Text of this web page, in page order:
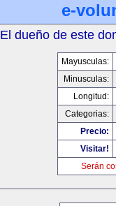
e-
El dueño de este
Mayusculas:
Minusculas:
Longitud:
Categorias:
Precio:
Visitar!
Serán